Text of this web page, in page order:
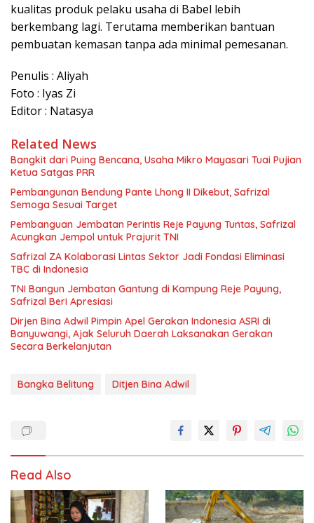
kualitas produk pelaku usaha di Babel lebih
berkembang lagi. Terutama memberikan bantuan
pembuatan kemasan tanpa ada minimal pemesanan.
Penulis : Aliyah
Foto : Iyas Zi
Editor : Natasya
Related News
Bangkit dari Puing Bencana, Usaha Mikro Mayasari Tuai Pujian
Ketua Satgas PRR
Pembangunan Bendung Pante Lhong II Dikebut, Safrizal
Semoga Sesuai Target
Pembanguan Jembatan Perintis Reje Payung Tuntas, Safrizal
Acungkan Jempol untuk Prajurit TNI
Safrizal ZA Kolaborasi Lintas Sektor Jadi Fondasi Eliminasi
TBC di Indonesia
TNI Bangun Jembatan Gantung di Kampung Reje Payung,
Safrizal Beri Apresiasi
Dirjen Bina Adwil Pimpin Apel Gerakan Indonesia ASRI di
Banyuwangi, Ajak Seluruh Daerah Laksanakan Gerakan
Secara Berkelanjutan
Bangka Belitung Ditjen Bina Adwil
Read Also